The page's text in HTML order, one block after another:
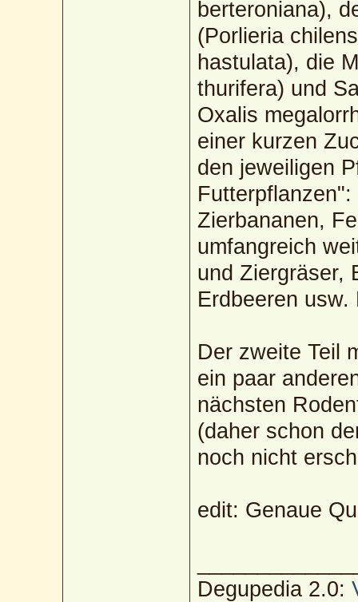
berteroniana),
(Porlieria
hastulata), die
thurifera) und
Oxalis
einer kurzen
den jeweiligen
Zierbananen,
umfangreich
und Ziergräser,
Erdbeeren
Der zweite Teil
ein paar
nächsten
(daher schon
noch nicht
edit: Genaue
Degupedia 2.0: